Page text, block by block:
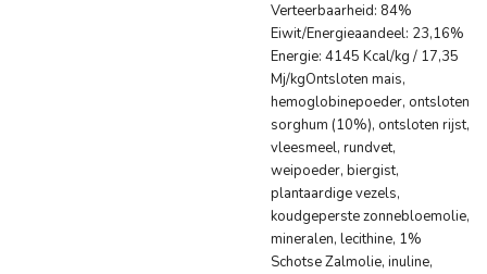
Verteerbaarheid: 84%
Eiwit/Energieaandeel: 23,16%
Energie: 4145 Kcal/kg / 17,35
Mj/kgOntsloten mais,
hemoglobinepoeder, ontsloten
sorghum (10%), ontsloten rijst,
vleesmeel, rundvet,
weipoeder, biergist,
plantaardige vezels,
koudgeperste zonnebloemolie,
mineralen, lecithine, 1%
Schotse Zalmolie, inuline,